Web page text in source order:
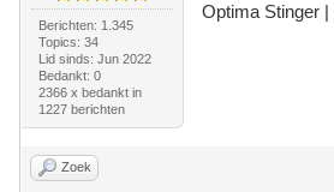
Berichten: 1.345
Topics: 34
Lid sinds: Jun 2022
Bedankt: 0
2366 x bedankt in
1227 berichten
Optima Stinger |
Zoek